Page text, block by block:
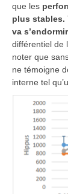
que les
plus stables.
va
différentiel de
noter que
ne témoigne
interne tel